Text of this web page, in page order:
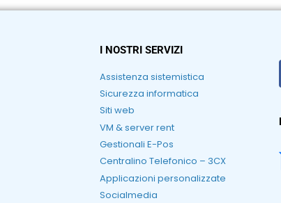
I NOSTRI SERVIZI
Assistenza sistemistica
Sicurezza informatica
Siti web
VM & server rent
Gestionali E-Pos
Centralino Telefonico – 3CX
Applicazioni personalizzate
Socialmedia